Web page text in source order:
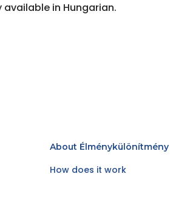
available in Hungarian.
About Élménykülönítmény
How does it work